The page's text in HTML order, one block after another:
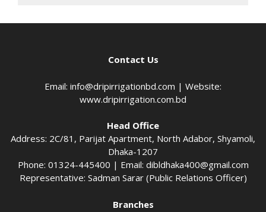
Contact Us
Email: info@dripirrigationbd.com | Website:
www.dripirrigation.com.bd
Head Office
Address: 2C/81, Parijat Apartment, North Adabor, Shyamoli,
Dhaka-1207
Phone: 01324-445400 | Email: dibldhaka400@gmail.com
Representative: Sadman Sarar (Public Relations Officer)
Branches